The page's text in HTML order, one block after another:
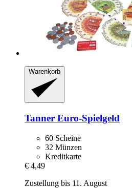
Warenkorb
Tanner Euro-​Spielgeld
60 Scheine
32 Münzen
Kreditkarte
€ 4,49
Zustellung bis 11. August